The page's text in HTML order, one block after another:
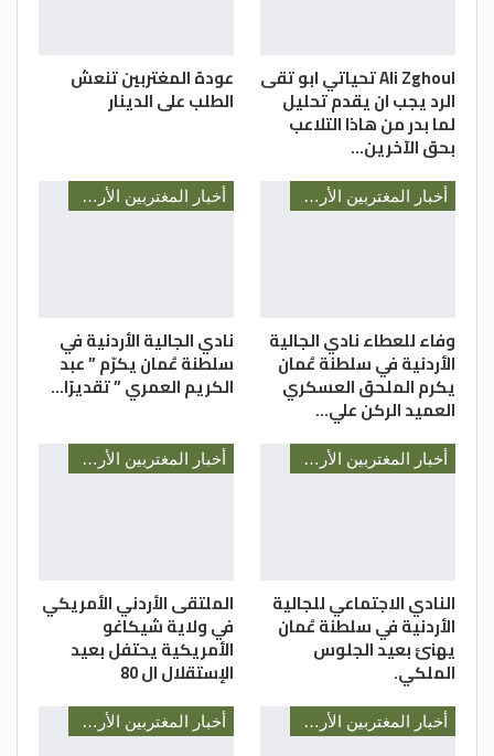
Ali Zghoul تحياتي ابو تقى
الرد يجب ان يقدم تحليل
لما بدر من هاذا التلاعب
بحق الآخرين…
عودة المغتربين تنعش
الطلب على الدينار
أخبار المغتربين الأردنيين
وفاء للعطاء نادي الجالية
الأردنية في سلطنة عُمان
يكرم الملحق العسكري
العميد الركن علي…
أخبار المغتربين الأردنيين
نادي الجالية الأردنية في
سلطنة عُمان يكرّم ” عبد
الكريم العمري ” تقديرًا…
أخبار المغتربين الأردنيين
النادي الاجتماعي للجالية
الأردنية في سلطنة عُمان
يهنئ بعيد الجلوس
الملكي.
أخبار المغتربين الأردنيين
الملتقى الأردني الأمريكي
في ولاية شيكاغو
الأمريكية يحتفل بعيد
الإستقلال ال 80
أخبار المغتربين الأردنيين أخبار المغتربين الأردنيين